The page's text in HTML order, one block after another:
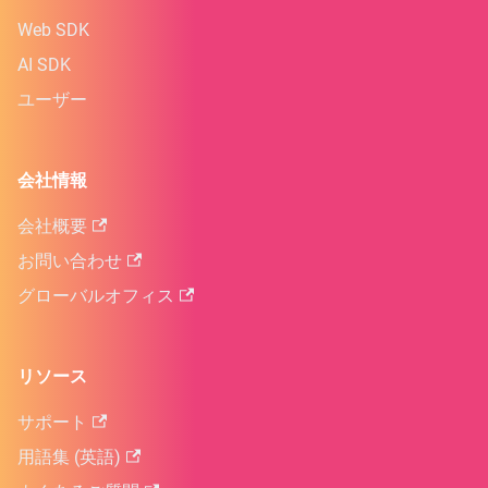
Web SDK
AI SDK
ユーザー
会社情報
会社概要
お問い合わせ
グローバルオフィス
リソース
サポート
用語集 (英語)